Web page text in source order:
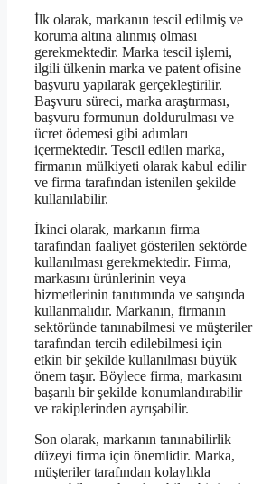
İlk olarak, markanın tescil edilmiş ve
koruma altına alınmış olması
gerekmektedir. Marka tescil işlemi,
ilgili ülkenin marka ve patent ofisine
başvuru yapılarak gerçekleştirilir.
Başvuru süreci, marka araştırması,
başvuru formunun doldurulması ve
ücret ödemesi gibi adımları
içermektedir. Tescil edilen marka,
firmanın mülkiyeti olarak kabul edilir
ve firma tarafından istenilen şekilde
kullanılabilir.
İkinci olarak, markanın firma
tarafından faaliyet gösterilen sektörde
kullanılması gerekmektedir. Firma,
markasını ürünlerinin veya
hizmetlerinin tanıtımında ve satışında
kullanmalıdır. Markanın, firmanın
sektöründe tanınabilmesi ve müşteriler
tarafından tercih edilebilmesi için
etkin bir şekilde kullanılması büyük
önem taşır. Böylece firma, markasını
başarılı bir şekilde konumlandırabilir
ve rakiplerinden ayrışabilir.
Son olarak, markanın tanınabilirlik
düzeyi firma için önemlidir. Marka,
müşteriler tarafından kolaylıkla